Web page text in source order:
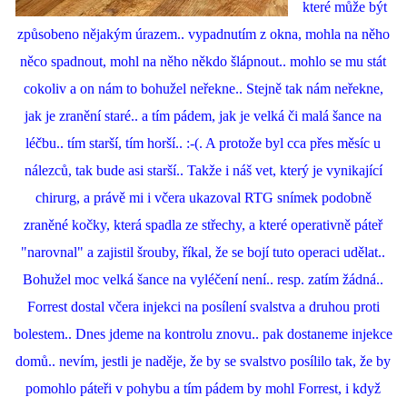
které může být
způsobeno nějakým úrazem.. vypadnutím z okna, mohla na něho
něco spadnout, mohl na něho někdo šlápnout.. mohlo se mu stát
cokoliv a on nám to bohužel neřekne.. Stejně tak nám neřekne,
jak je zranění staré.. a tím pádem, jak je velká či malá šance na
léčbu.. tím starší, tím horší.. :-(. A protože byl cca přes měsíc u
nálezců, tak bude asi starší.. Takže i náš vet, který je vynikající
chirurg, a právě mi i včera ukazoval RTG snímek podobně
zraněné kočky, která spadla ze střechy, a které operativně páteř
"narovnal" a zajistil šrouby, říkal, že se bojí tuto operaci udělat..
Bohužel moc velká šance na vyléčení není.. resp. zatím žádná..
Forrest dostal včera injekci na posílení svalstva a druhou proti
bolestem.. Dnes jdeme na kontrolu znovu.. pak dostaneme injekce
domů.. nevím, jestli je naděje, že by se svalstvo posílilo tak, že by
pomohlo páteři v pohybu a tím pádem by mohl Forrest, i když